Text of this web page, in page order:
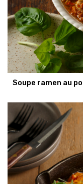
Soupe ramen au